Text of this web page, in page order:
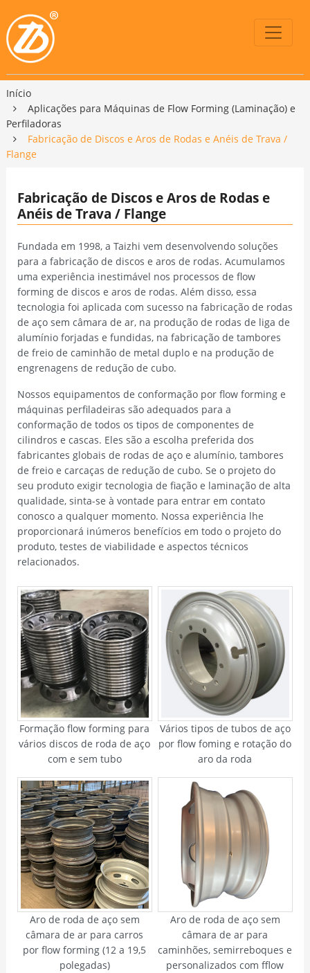
Início
Aplicações para Máquinas de Flow Forming (Laminação) e
Perfiladoras
Fabricação de Discos e Aros de Rodas e Anéis de Trava /
Flange
Fabricação de Discos e Aros de Rodas e
Anéis de Trava / Flange
Fundada em 1998, a Taizhi vem desenvolvendo soluções
para a fabricação de discos e aros de rodas. Acumulamos
uma experiência inestimável nos processos de flow
forming de discos e aros de rodas. Além disso, essa
tecnologia foi aplicada com sucesso na fabricação de rodas
de aço sem câmara de ar, na produção de rodas de liga de
alumínio forjadas e fundidas, na fabricação de tambores
de freio de caminhão de metal duplo e na produção de
engrenagens de redução de cubo.
Nossos equipamentos de conformação por flow forming e
máquinas perfiladeiras são adequados para a
conformação de todos os tipos de componentes de
cilindros e cascas. Eles são a escolha preferida dos
fabricantes globais de rodas de aço e alumínio, tambores
de freio e carcaças de redução de cubo. Se o projeto do
seu produto exigir tecnologia de fiação e laminação de alta
qualidade, sinta-se à vontade para entrar em contato
conosco a qualquer momento. Nossa experiência lhe
proporcionará inúmeros benefícios em todo o projeto do
produto, testes de viabilidade e aspectos técnicos
relacionados.
Formação flow forming para
vários discos de roda de aço
com e sem tubo
Vários tipos de tubos de aço
por flow foming e rotação do
aro da roda
Aro de roda de aço sem
câmara de ar para carros
por flow forming (12 a 19,5
polegadas)
Aro de roda de aço sem
câmara de ar para
caminhões, semirreboques e
personalizados com fflow